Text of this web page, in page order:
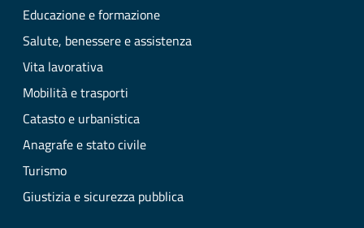
Educazione e formazione
Salute, benessere e assistenza
Vita lavorativa
Mobilità e trasporti
Catasto e urbanistica
Anagrafe e stato civile
Turismo
Giustizia e sicurezza pubblica